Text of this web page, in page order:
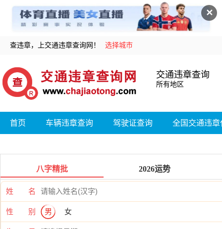
✕
查违章，上交通违章查询网！ 选择城市
交通违章查询
所有地区
首页 车辆违章查询 驾驶证查询 全国交通违
八字精批 2026运势
姓 名
性 别 男 女